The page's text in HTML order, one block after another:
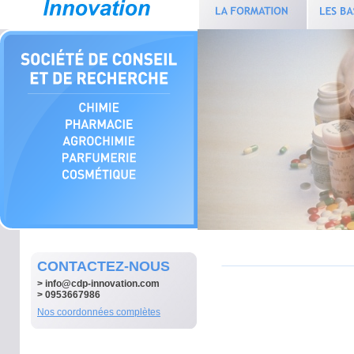
CONTACTEZ-NOUS
> info@cdp-innovation.com
> 0953667986
Nos coordonnées complètes